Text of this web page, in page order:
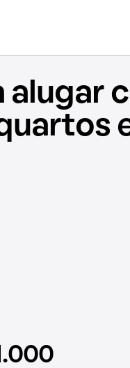
alugar